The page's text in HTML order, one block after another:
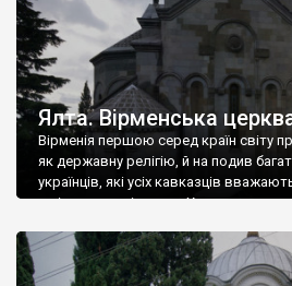
Ялта. Вірменська
Вірменія першою серед країн світу
як державну релігію, й на подив
українців, які усіх кавказців
є відданими вірянами Христа